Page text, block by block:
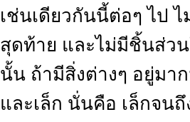
เช่นเดียวกันนี้ต่อๆ ไป
สุดท้าย และไม่มีชิ้นส่ว
นั้น ถ้ามีสิ่งต่างๆ อยู่มา
และเล็ก นั่นคือ เล็กจ